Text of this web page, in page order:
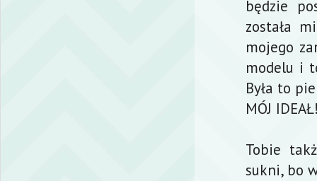
będzie
została
mojego
modelu i
Była to
MÓJ
Tobie
sukni, bo